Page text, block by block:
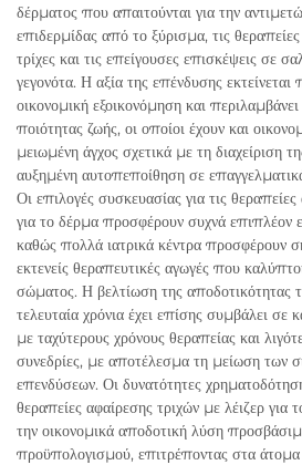
δέρματος που απαιτούνται για την
επιδερμίδας από το ξύρισμα, τις θεραπείες
τρίχες και τις επείγουσες επισκέψεις σε
γεγονότα. Η αξία της επένδυσης
οικονομική εξοικονόμηση και
ποιότητας ζωής, οι οποίοι έχουν και
μειωμένη άγχος σχετικά με τη διαχείριση
αυξημένη αυτοπεποίθηση σε
Οι επιλογές συσκευασίας για τις
για το δέρμα προσφέρουν συχνά επιπλέον
καθώς πολλά ιατρικά κέντρα προσφέρουν
εκτενείς θεραπευτικές αγωγές που
σώματος. Η βελτίωση της αποδοτικότητας
τελευταία χρόνια έχει επίσης συμβάλει σε
με ταχύτερους χρόνους θεραπείας και
συνεδρίες, με αποτέλεσμα τη μείωση των
επενδύσεων. Οι δυνατότητες
θεραπείες αφαίρεσης τριχών με λέιζερ για
την οικονομικά αποδοτική λύση
προϋπολογισμού, επιτρέποντας στα άτομα